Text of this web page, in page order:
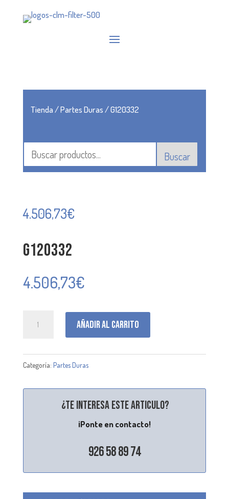
Tienda/Partes Duras/ G120332
Buscar
4.506,73€
G120332
4.506,73€
Añadir al carrito
Categoría: Partes Duras
¿Te interesa este articulo?
¡Ponte en contacto!
926 58 89 74